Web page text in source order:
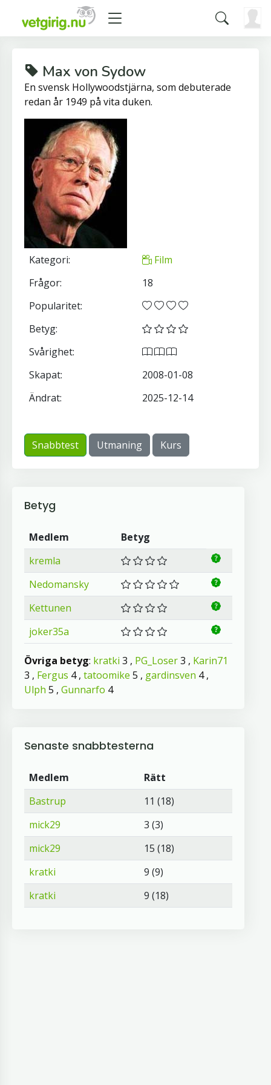
Max von Sydow
En svensk Hollywoodstjärna, som debuterade
redan år 1949 på vita duken.
Kategori:
Film
Frågor:
18
Popularitet:
Betyg:
Svårighet:
Skapat:
2008-01-08
Ändrat:
2025-12-14
Snabbtest Utmaning Kurs
Betyg
Medlem
Betyg
kremla
Nedomansky
Kettunen
joker35a
Övriga betyg: kratki 3 , PG_Loser3 , Karin71
3 , Fergus 4 , tatoomike 5 , gardinsven 4 ,
Ulph 5 , Gunnarfo 4
Senaste snabbtesterna
Medlem
Rätt
Bastrup
11 (18)
mick29
3 (3)
mick29
15 (18)
kratki
9 (9)
kratki
9 (18)